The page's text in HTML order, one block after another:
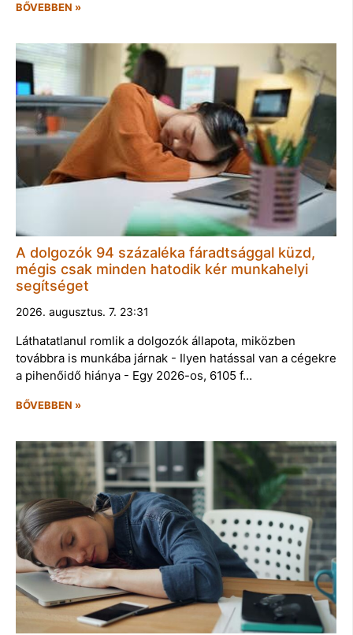
BŐVEBBEN »
A dolgozók 94 százaléka fáradtsággal küzd,
mégis csak minden hatodik kér munkahelyi
segítséget
2026. augusztus. 7. 23:31
Láthatatlanul romlik a dolgozók állapota, miközben
továbbra is munkába járnak - Ilyen hatással van a cégekre
a pihenőidő hiánya - Egy 2026-os, 6105 f…
BŐVEBBEN »